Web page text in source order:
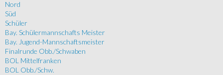
Nord
Süd
Schüler
Bay. Schülermannschafts Meister
Bay. Jugend-Mannschaftsmeister
Finalrunde Obb./Schwaben
BOL Mittelfranken
BOL Obb./Schw.